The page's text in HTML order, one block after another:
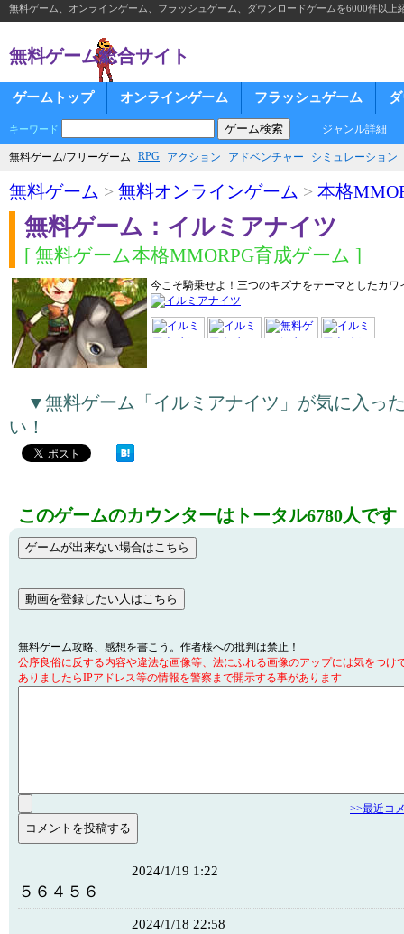
無料ゲーム、オンラインゲーム、フラッシュゲーム、ダウンロードゲームを6000件以上
無料ゲーム総合サイト
ゲームトップ オンラインゲーム フラッシュゲーム
キーワード ジャンル詳細
無料ゲーム/フリーゲーム RPG アクション アドベンチャー シミュレーション
無料ゲーム > 無料オンラインゲーム > 本格
無料ゲーム：イルミアナイツ
[ 無料ゲーム本格MMORPG育成ゲーム ]
今こそ騎乗せよ！三つのキズナをテーマとしたカワ
▼無料ゲーム「イルミアナイツ」が気に入っ
い！
このゲームのカウンターはトータル6780人です
無料ゲーム攻略、感想を書こう。作者様への批判は禁止！
公序良俗に反する内容や違法な画像等、法にふれる画像のアップには気をつけ
ありましたらIPアドレス等の情報を警察まで開示する事があります
>>最近コ
2024/1/19 1:22
５６４５６
2024/1/18 22:58